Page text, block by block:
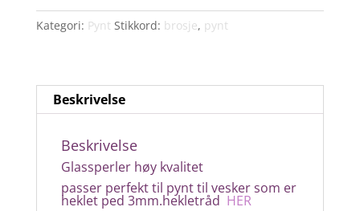
Kategori: Pynt Stikkord: brosje, pynt
Beskrivelse
Beskrivelse
Glassperler høy kvalitet
passer perfekt til pynt til vesker som er
heklet ped 3mm.hekletråd HER